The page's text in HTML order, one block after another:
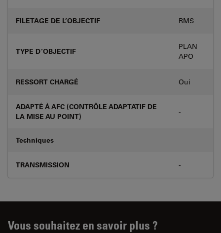
FILETAGE DE L’OBJECTIF RMS
TYPE D’OBJECTIF
PLAN
APO
RESSORT CHARGÉ Oui
ADAPTÉ À AFC (CONTRÔLE ADAPTATIF DE
LA MISE AU POINT)
-
Techniques
TRANSMISSION -
Vous souhaitez en savoir plus ?